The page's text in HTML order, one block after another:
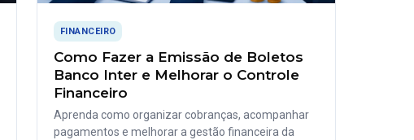
FINANCEIRO
Como Fazer a Emissão de Boletos
Banco Inter e Melhorar o Controle
Financeiro
Aprenda como organizar cobranças, acompanhar
pagamentos e melhorar a gestão financeira da